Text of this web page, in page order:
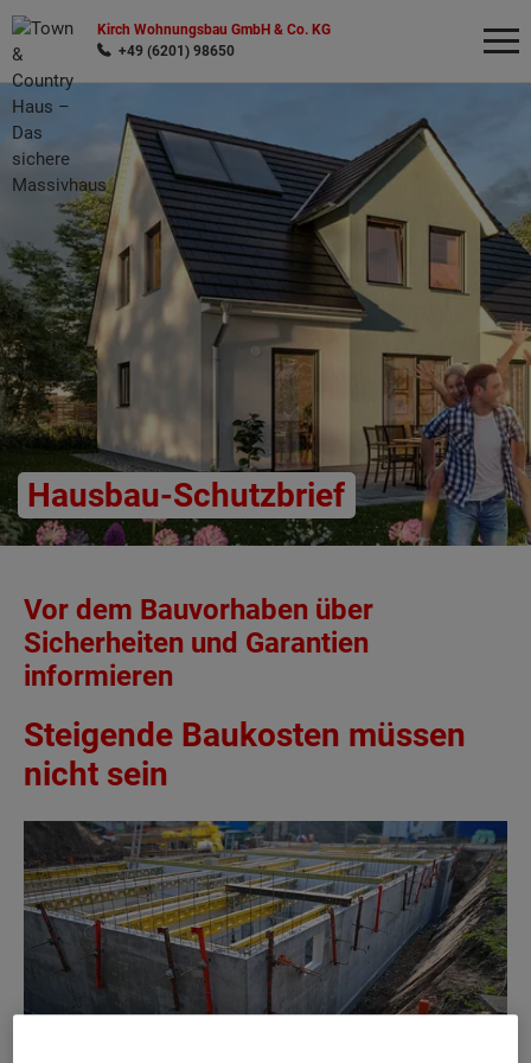
Kirch Wohnungsbau GmbH & Co. KG
+49 (6201) 98650
Hausbau-Schutzbrief
Vor dem Bauvorhaben über
Sicherheiten und Garantien
informieren
Steigende Baukosten müssen
nicht sein
Wonach möchten Sie suchen?